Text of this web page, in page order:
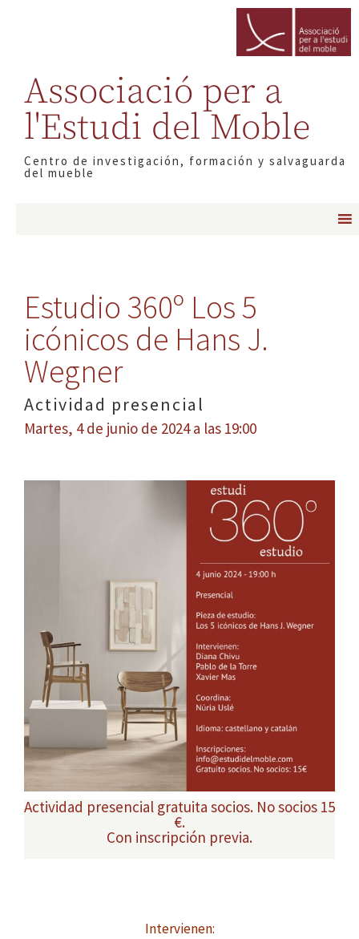
Associació per a
l'Estudi del Moble
Centro de investigación, formación y salvaguarda
del mueble
Estudio 360º Los 5
icónicos de Hans J.
Wegner
Actividad presencial
Martes, 4 de junio de 2024 a las 19:00
Actividad presencial gratuita socios. No socios 15
€.
Con inscripción previa.
Intervienen: